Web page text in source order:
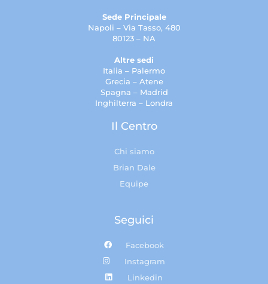
Sede Principale
Napoli – Via Tasso, 480
80123 – NA
Altre sedi
Italia – Palermo
Grecia – Atene
Spagna – Madrid
Inghilterra – Londra
Il Centro
Chi siamo
Brian Dale
Equipe
Seguici
Facebook
Instagram
Linkedin